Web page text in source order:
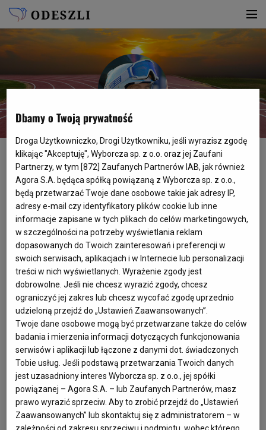
Dorota Tlałka-Mogore
Ur.27.04.1963 Zm.26.09.2025
Poinformuj innych
WSPOMNIENIE
Jedna z najlepszych w historii polskich narciarek
alpejskich pochodziła ze sportowej rodziny. Mama
Władysława Stopkówna była reprezentantką Polski w
biegach narciarskich, a tata Jana Tlałka – mistrzem i
rekordzistą Polski w łyżwiarstwie szybkim na dystansie 5 i
10 km. Świetną alpejką była także siostra-bliźniaczka Doroty
Tlałki – Małgorzata.
Przyszły na świat 27 kwietnia 1963 roku w Zakopanem.
Dorota, podobnie jak siostra, narciarstwa uczyła się w WKS
Legia Zakopane. Była wielokrotną mistrzynią Polski w
Dbamy o Twoją prywatność
Droga Użytkowniczko, Drogi Użytkowniku, jeśli wyrazisz zgodę
klikając "Akceptuję", Wyborcza sp. z o.o. oraz jej Zaufani
Partnerzy, w tym [872] Zaufanych Partnerów IAB, jak również
Agora S.A. będąca spółką powiązaną z Wyborcza sp. z o.o.,
będą przetwarzać Twoje dane osobowe takie jak adresy IP,
adresy e-mail czy identyfikatory plików cookie lub inne
informacje zapisane w tych plikach do celów marketingowych,
w szczególności na potrzeby wyświetlania reklam
dopasowanych do Twoich zainteresowań i preferencji w
swoich serwisach, aplikacjach i w Internecie lub personalizacji
treści w nich wyświetlanych. Wyrażenie zgody jest
dobrowolne. Jeśli nie chcesz wyrazić zgody, chcesz
ograniczyć jej zakres lub chcesz wycofać zgodę uprzednio
udzieloną przejdź do „Ustawień Zaawansowanych”.
Twoje dane osobowe mogą być przetwarzane także do celów
badania i mierzenia informacji dotyczących funkcjonowania
serwisów i aplikacji lub łączone z danymi dot. świadczonych
Tobie usług. Jeśli podstawą przetwarzania Twoich danych
jest uzasadniony interes Wyborcza sp. z o.o., jej spółki
powiązanej – Agora S.A. – lub Zaufanych Partnerów, masz
prawo wyrazić sprzeciw. Aby to zrobić przejdź do „Ustawień
Zaawansowanych” lub skontaktuj się z administratorem – w